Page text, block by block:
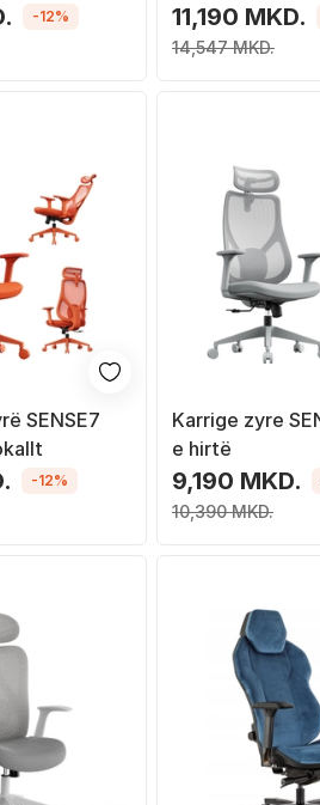
-12% 11,190 MKD.
14,547 MKD.
SENSE7
-12%
Karrige zyre
e hirtë
9,190 MKD.
10,390 MKD.